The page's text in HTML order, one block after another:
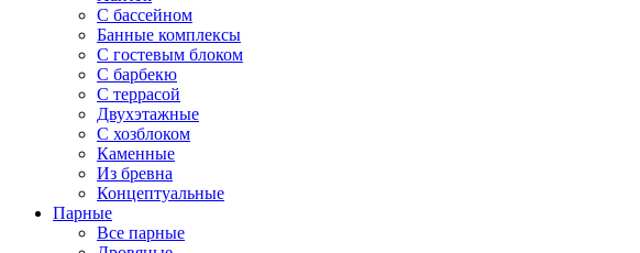
С бассейном
Банные комплексы
С гостевым блоком
С барбекю
С террасой
Двухэтажные
С хозблоком
Каменные
Из бревна
Концептуальные
Парные
Все парные